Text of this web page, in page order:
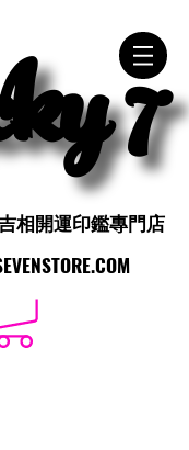
7
7
相開運印鑑專門店
相開運印鑑專門店